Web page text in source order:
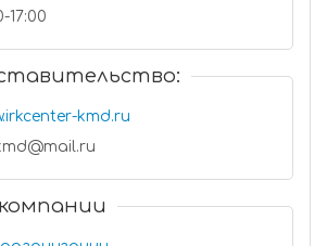
17:00
kmd.ru